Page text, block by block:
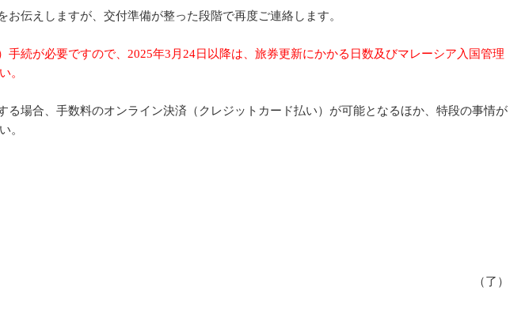
伝えしますが、交付準備が整った段階で再度ご連絡します。
手続が必要ですので、2025年3月24日以降は、旅券更新にかかる日数及びマレーシア入国管理
。
場合、手数料のオンライン決済（クレジットカード払い）が可能となるほか、特段の事情が
。
（了）